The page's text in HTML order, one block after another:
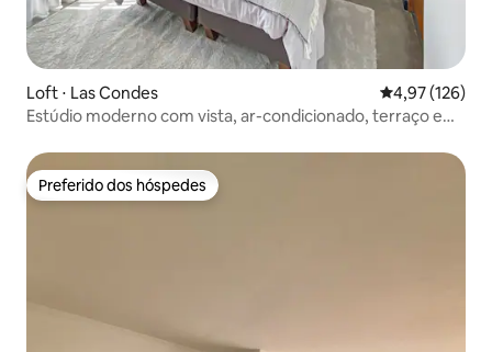
Loft ⋅ Las Condes 4,97 de uma
4,97 (126)
Estúdio moderno com vista, ar-condicionado, terraço e
Preferido dos hóspedes
Preferido dos hóspedes